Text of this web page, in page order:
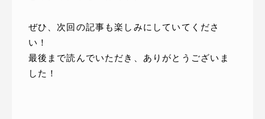
ぜひ、次回の記事も楽しみにしていてくださ
い！
最後まで読んでいただき、ありがとうございま
した！